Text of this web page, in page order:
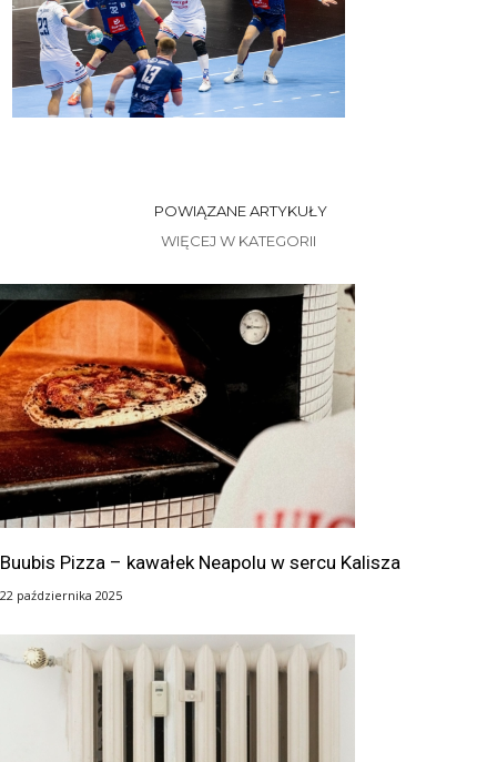
POWIĄZANE ARTYKUŁY
WIĘCEJ W KATEGORII
Buubis Pizza – kawałek Neapolu w sercu Kalisza
22 października 2025